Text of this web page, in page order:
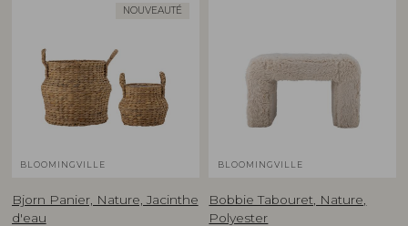
NOUVEAUTÉ
BLOOMINGVILLE
Bjorn Panier, Nature, Jacinthe
d'eau
BLOOMINGVILLE
Bobbie Tabouret, Nature,
Polyester